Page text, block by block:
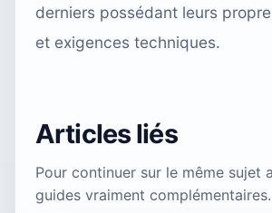
derniers possédant leurs
et exigences techniques.
Articles liés
Pour continuer sur le même sujet
guides vraiment complémentaires.